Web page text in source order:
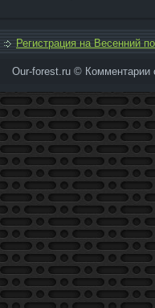
Регистрация на Весенний
Our-forest.ru © Комментарии